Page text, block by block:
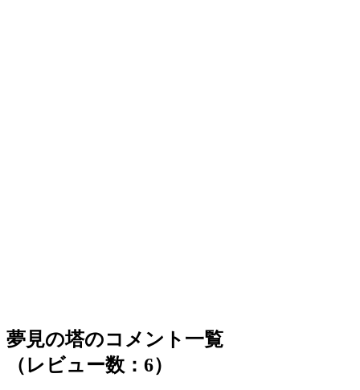
夢見の塔のコメント一覧
（レビュー数：6）